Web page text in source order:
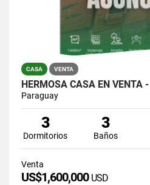
CASA VENTA
HERMOSA CASA EN VENTA
Paraguay
3
Dormitorios
3
Baños
Venta
US$1,600,000 USD